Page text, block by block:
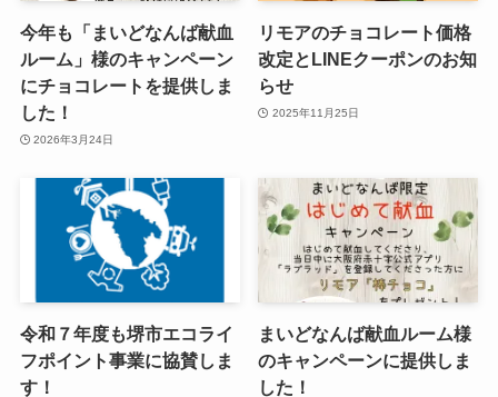
今年も「まいどなんば献血
ルーム」様のキャンペーン
にチョコレートを提供しま
した！
2026年3月24日
リモアのチョコレート価格
改定とLINEクーポンのお知
らせ
2025年11月25日
令和７年度も堺市エコライ
フポイント事業に協賛しま
す！
まいどなんば献血ルーム様
のキャンペーンに提供しま
した！